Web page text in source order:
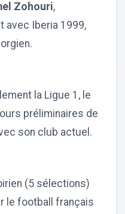
Zohouri,
avec Iberia 1999,
la Ligue 1, le
préliminaires de
son club actuel.
(5 sélections)
le football français